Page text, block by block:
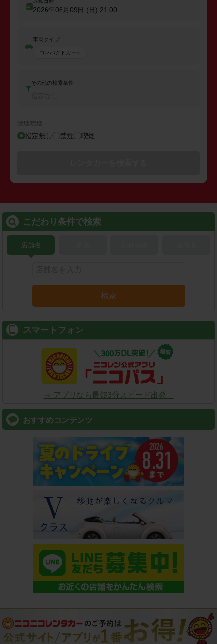
2026年08月09日 (日) 21:00
車両タイプ
コンパクトカー
その他の検索条件
禁煙/喫煙
指定無し 禁煙 喫煙
こだわり条件で検索
店舗名
検索
スマートフォン
⇒ アプリなら最短3分スピード出発！
おすすめコンテンツ